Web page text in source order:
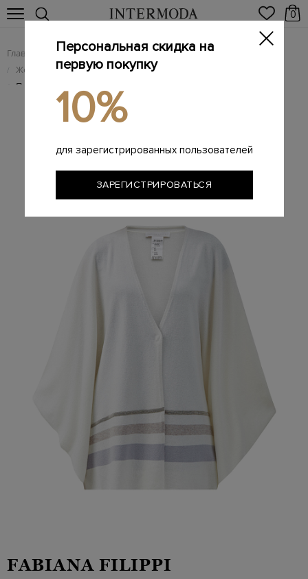
0
Главная Женщинам / Женская одежда
/ Женский трикотаж
Пончо из мериносовой шерсти и кашемира
FABIANA FILIPPI
Персональная скидка на
первую покупку
10%
для зарегистрированных пользователей
ЗАРЕГИСТРИРОВАТЬСЯ